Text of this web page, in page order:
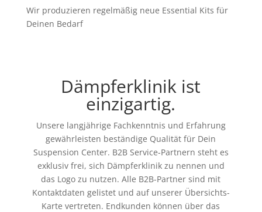
Wir produzieren regelmäßig neue Essential Kits für
Deinen Bedarf
Dämpferklinik ist
einzigartig.
Unsere langjährige Fachkenntnis und Erfahrung
gewährleisten beständige Qualität für Dein
Suspension Center. B2B Service-Partnern steht es
exklusiv frei, sich Dämpferklinik zu nennen und
das Logo zu nutzen. Alle B2B-Partner sind mit
Kontaktdaten gelistet und auf unserer Übersichts-
Karte vertreten. Endkunden können über das